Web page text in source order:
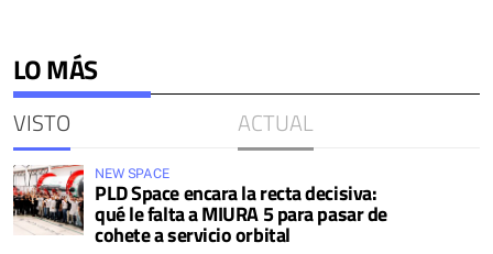
LO MÁS
VISTO ACTUAL
NEW SPACE
PLD Space encara la recta decisiva:
qué le falta a MIURA 5 para pasar de
cohete a servicio orbital